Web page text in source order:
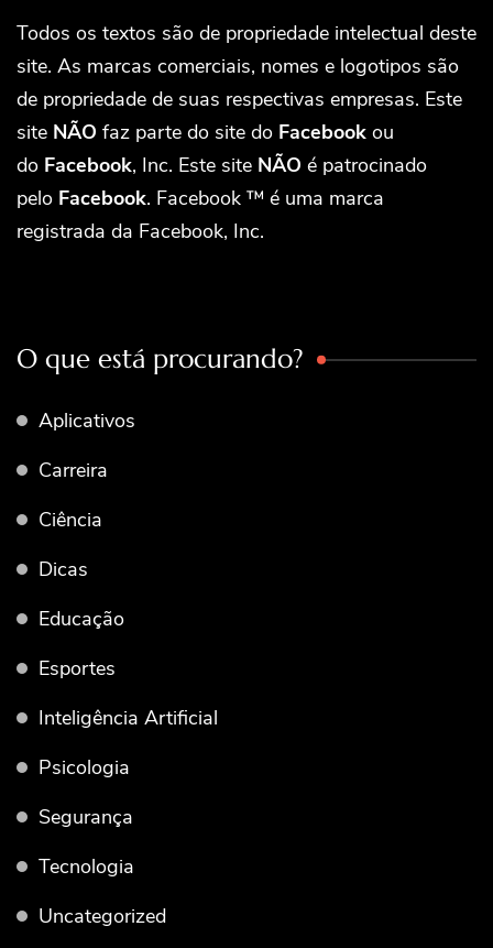
Todos os textos são de propriedade intelectual deste
site. As marcas comerciais, nomes e logotipos são
de propriedade de suas respectivas empresas. Este
site NÃO faz parte do site do Facebook ou
do Facebook, Inc. Este site NÃO é patrocinado
pelo Facebook. Facebook ™ é uma marca
registrada da Facebook, Inc.
O que está procurando?
Aplicativos
Carreira
Ciência
Dicas
Educação
Esportes
Inteligência Artificial
Psicologia
Segurança
Tecnologia
Uncategorized